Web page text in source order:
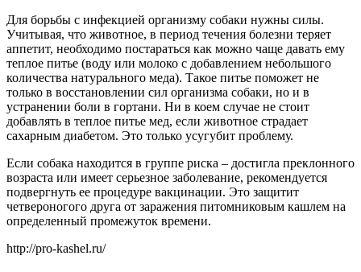
Для борьбы с инфекцией организму собаки нужны силы.
Учитывая, что животное, в период течения болезни теряет
аппетит, необходимо постараться как можно чаще давать ему
теплое питье (воду или молоко с добавлением небольшого
количества натурального меда). Такое питье поможет не
только в восстановлении сил организма собаки, но и в
устранении боли в гортани. Ни в коем случае не стоит
добавлять в теплое питье мед, если животное страдает
сахарным диабетом. Это только усугубит проблему.
Если собака находится в группе риска – достигла преклонного
возраста или имеет серьезное заболевание, рекомендуется
подвергнуть ее процедуре вакцинации. Это защитит
четвероногого друга от заражения питомниковым кашлем на
определенный промежуток времени.
http://pro-kashel.ru/